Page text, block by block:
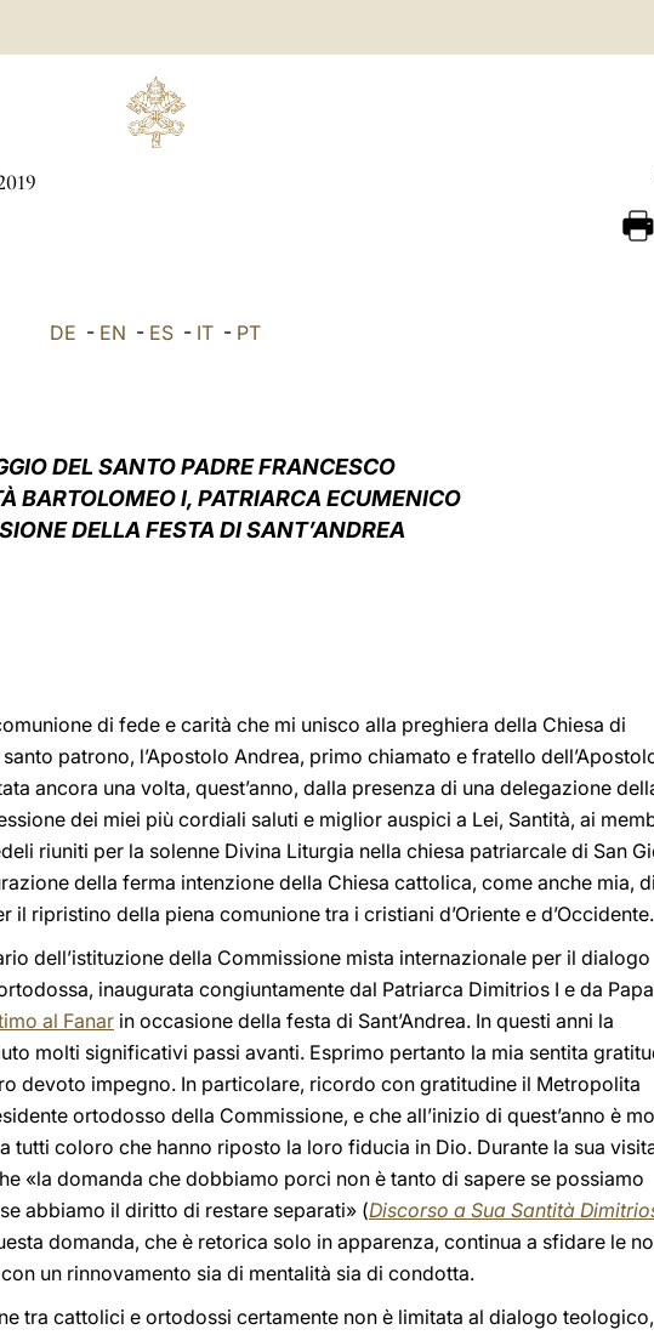
DE - EN - ES - IT - PT
DEL SANTO PADRE FRANCESCO
BARTOLOMEO I, PATRIARCA ECUMENICO
DELLA FESTA DI SANT’ANDREA
di fede e carità che mi unisco alla preghiera della Chiesa di
patrono, l’Apostolo Andrea, primo chiamato e fratello
ancora una volta, quest’anno, dalla presenza di una delegazione
dei miei più cordiali saluti e miglior auspici a Lei, Santità, ai
riuniti per la solenne Divina Liturgia nella chiesa patriarcale di San
della ferma intenzione della Chiesa cattolica, come anche mia,
ripristino della piena comunione tra i cristiani d’Oriente e d’Occidente.
dell’istituzione della Commissione mista internazionale per il dialogo
inaugurata congiuntamente dal Patriarca Dimitrios I e da
al Fanar in occasione della festa di Sant’Andrea. In questi anni la
molti significativi passi avanti. Esprimo pertanto la mia sentita
devoto impegno. In particolare, ricordo con gratitudine il Metropolita
ortodosso della Commissione, e che all’inizio di quest’anno è
tutti coloro che hanno riposto la loro fiducia in Dio. Durante la sua
«la domanda che dobbiamo porci non è tanto di sapere se possiamo
abbiamo il diritto di restare separati» (Discorso a Sua Santità
domanda, che è retorica solo in apparenza, continua a sfidare le
un rinnovamento sia di mentalità sia di condotta.
tra cattolici e ortodossi certamente non è limitata al dialogo